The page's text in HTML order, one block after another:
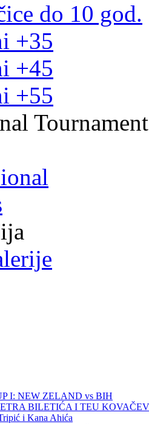
do 10 god.
+35
+45
+55
I: NEW ZELAND vs BIH
BILETIĆA I TEU
i Kana Ahića